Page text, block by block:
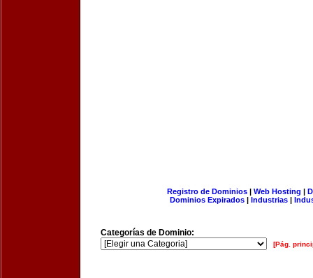
Registro de Dominios| Web Hosting |
Dominios Expirados | Industrias |
Categorías de Dominio:
[Pág.